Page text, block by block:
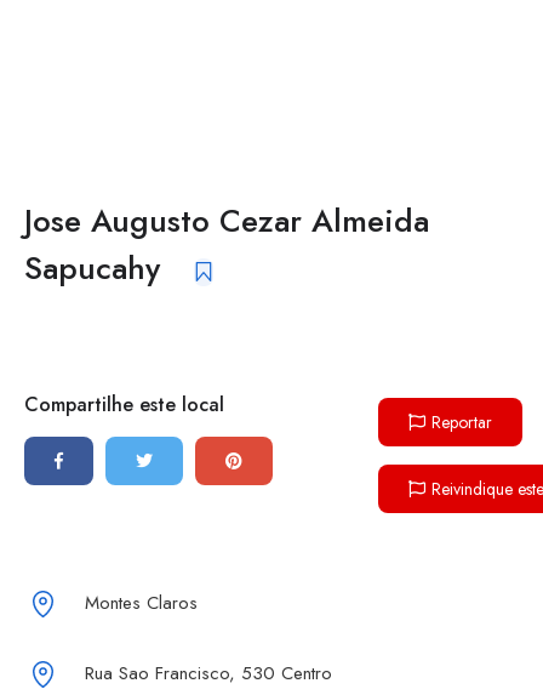
Jose Augusto Cezar Almeida
Sapucahy
Compartilhe este local
Reportar
Reivindique
Montes Claros
Rua Sao Francisco, 530 Centro